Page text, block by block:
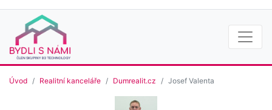
Úvod Realitní kanceláře Dumrealit.cz Josef Valenta